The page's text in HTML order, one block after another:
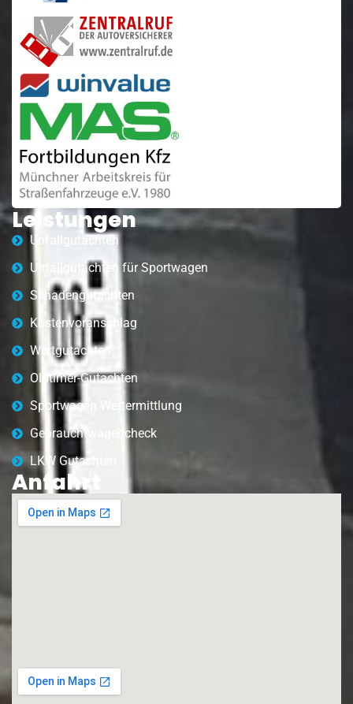
Leistungen
Unfallgutachten
Unfallgutachten für Sportwagen
Schadengutachten
Kostenvoranschlag
Wertgutachten
Oldtimer-Gutachten
Sportwagen Wertermittlung
Gebrauchtwagencheck
LKW Gutachten
Anfahrt